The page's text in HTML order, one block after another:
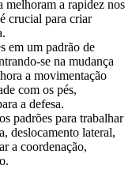
melhoram a rapidez nos
crucial para criar
em um padrão de
se na mudança
a movimentação
com os pés,
a defesa.
padrões para trabalhar
deslocamento lateral,
a coordenação,